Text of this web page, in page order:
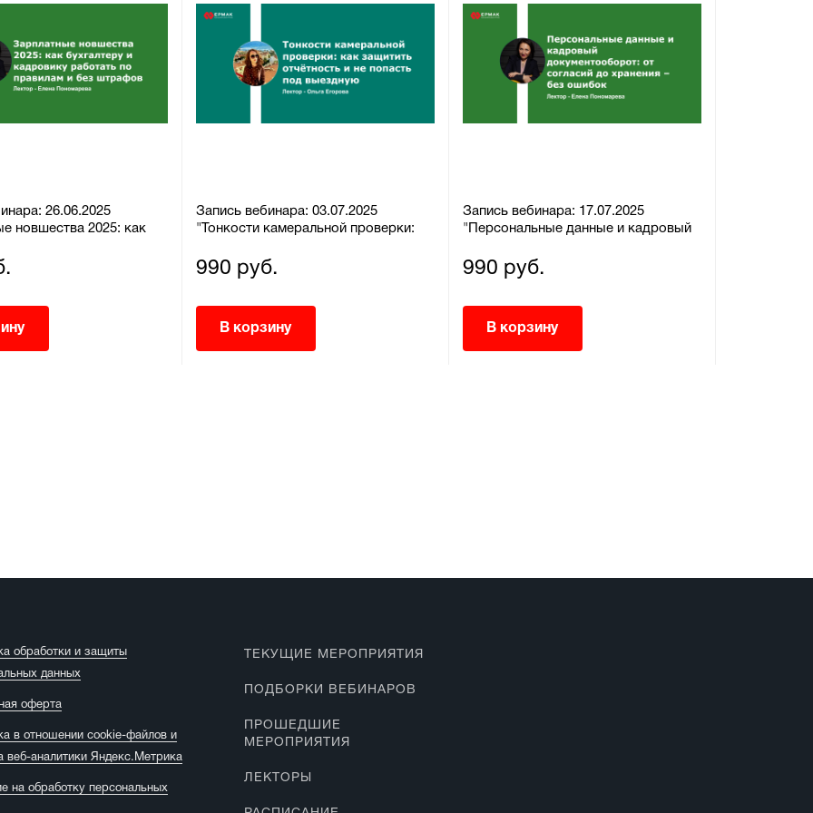
26.06.2025
новшества 2025: как
без штрафов"
Запись вебинара: 03.07.2025
"Тонкости камеральной проверки:
попасть под выездную"
990 руб.
В корзину
Запись вебинара: 17.07.2025
"Персональные данные и кадровый
хранения – без ошибок"
990 руб.
В корзину
обработки и защиты
данных
оферта
в отношении cookie-файлов и
веб-аналитики Яндекс.Метрика
на обработку персональных
ТЕКУЩИЕ МЕРОПРИЯТИЯ
ПОДБОРКИ ВЕБИНАРОВ
ПРОШЕДШИЕ
МЕРОПРИЯТИЯ
ЛЕКТОРЫ